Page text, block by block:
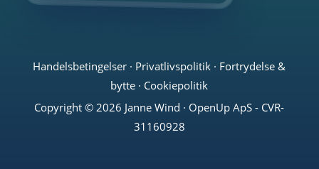
Handelsbetingelser · Privatlivspolitik · Fortrydelse &
bytte · Cookiepolitik
Copyright © 2026 Janne Wind · OpenUp ApS - CVR-
31160928